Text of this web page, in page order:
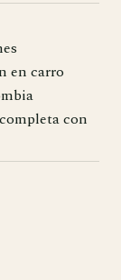
en carro
con